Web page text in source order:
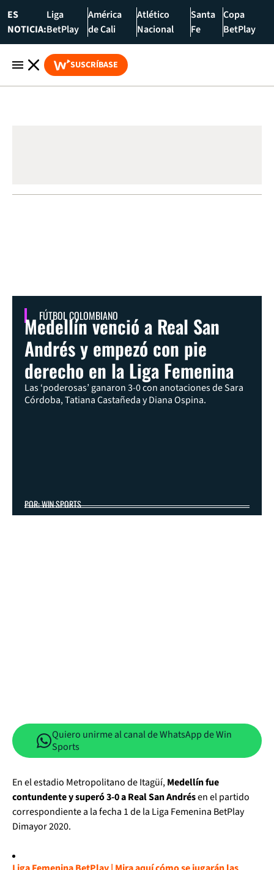
ES
NOTICIA:
Liga
BetPlay
América
de Cali
Atlético
Nacional
Santa
Fe
Copa
BetPlay
SUSCRÍBASE
FÚTBOL COLOMBIANO
Medellín venció a Real San
Andrés y empezó con pie
derecho en la Liga Femenina
Las ‘poderosas’ ganaron 3-0 con anotaciones de Sara
Córdoba, Tatiana Castañeda y Diana Ospina.
POR: WIN SPORTS
Quiero unirme al canal de WhatsApp de Win
Sports
En el estadio Metropolitano de Itagüí,Medellín fue
contundente y superó 3-0 a Real San Andrésen el partido
correspondiente a la fecha 1 de la Liga Femenina BetPlay
Dimayor 2020.